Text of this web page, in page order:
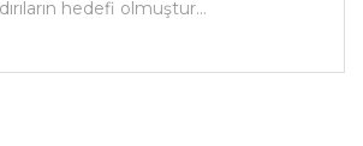
hedefi olmuştur…